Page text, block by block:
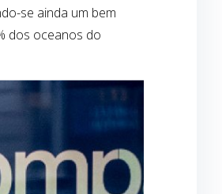
se ainda um bem
dos oceanos do